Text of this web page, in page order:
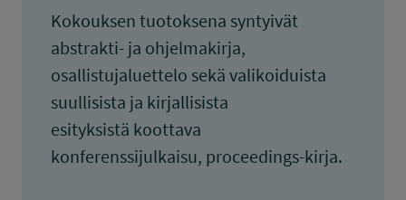
Kokouksen tuotoksena syntyivät
abstrakti- ja ohjelmakirja,
osallistujaluettelo sekä valikoiduista
suullisista ja kirjallisista
esityksistä koottava
konferenssijulkaisu, proceedings-kirja.